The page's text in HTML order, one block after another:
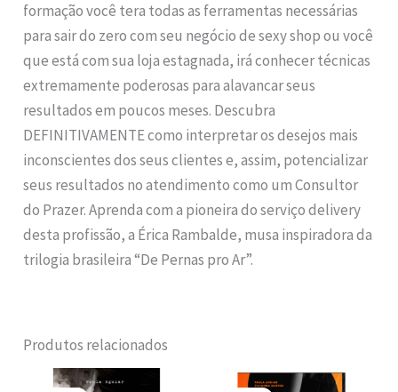
formação você tera todas as ferramentas necessárias
para sair do zero com seu negócio de sexy shop ou você
que está com sua loja estagnada, irá conhecer técnicas
extremamente poderosas para alavancar seus
resultados em poucos meses. Descubra
DEFINITIVAMENTE como interpretar os desejos mais
inconscientes dos seus clientes e, assim, potencializar
seus resultados no atendimento como um Consultor
do Prazer. Aprenda com a pioneira do serviço delivery
desta profissão, a Érica Rambalde, musa inspiradora da
trilogia brasileira “De Pernas pro Ar”.
Produtos relacionados